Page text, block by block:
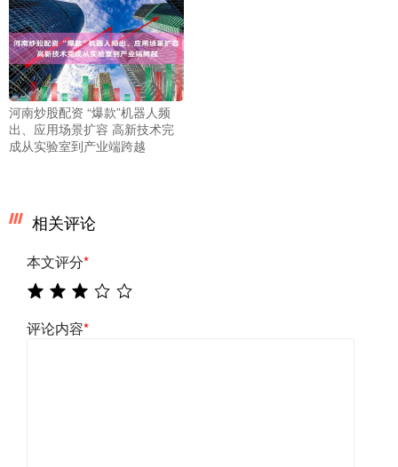
河南炒股配资 “爆款”机器人频
出、应用场景扩容 高新技术完
成从实验室到产业端跨越
相关评论
本文评分*
评论内容*